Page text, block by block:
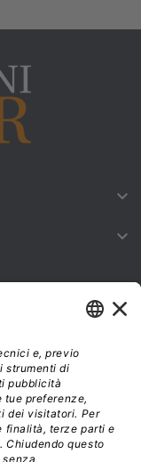


sulle
spedizione